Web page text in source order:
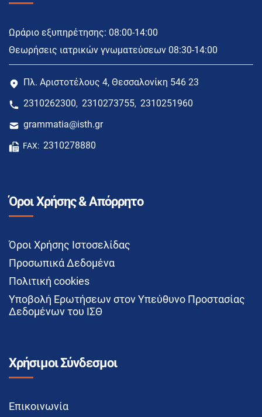
Ωράριο εξυπηρέτησης: 08:00-14:00
Θεωρήσεις ιατρικών γνωματεύσεων 08:30-14:00
Πλ. Αριστοτέλους 4, Θεσσαλονίκη 546 23
2310262300, 2310273755, 2310251960
grammatia@isth.gr
FAX: 2310278880
Όροι Χρήσης & Απόρρητο
Όροι Χρήσης Ιστοσελίδας
Προσωπικά Δεδομένα
Πολιτική cookies
Υποβολή Ερωτήσεων στον Υπεύθυνο Προστασίας
Δεδομένων του ΙΣΘ
Χρήσιμοι Σύνδεσμοι
Επικοινωνία